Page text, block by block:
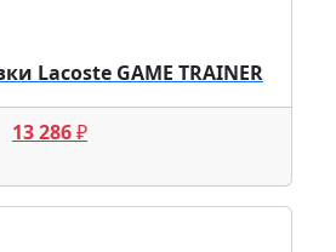
Lacoste GAME TRAINER
13 286₽